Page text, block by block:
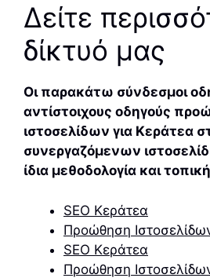
Δείτε
δίκτυό μας
Οι παρακάτω σύνδεσμοι
αντίστοιχους οδηγούς
ιστοσελίδων για Κεράτεα
συνεργαζόμενων
ίδια μεθοδολογία και
SEO Κεράτεα
Προώθηση
SEO Κεράτεα
Προώθηση